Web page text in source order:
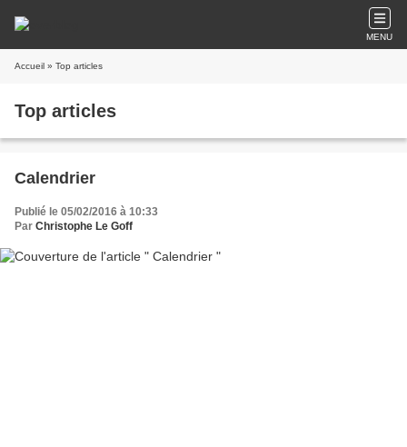
MENU
Accueil » Top articles
Top articles
Calendrier
Publié le 05/02/2016 à 10:33
Par Christophe Le Goff